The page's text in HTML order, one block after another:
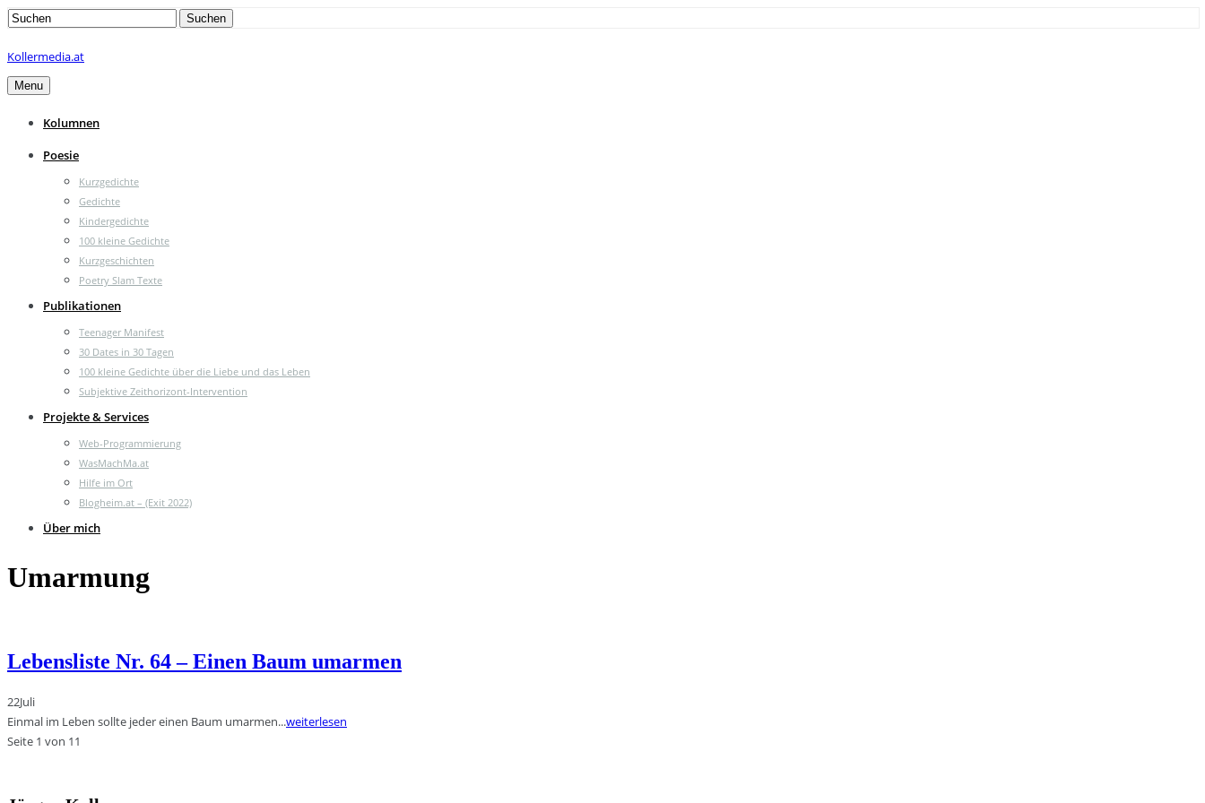
Search
Suchen
Kollermedia.at
Menu
Kolumnen
Poesie
Kurzgedichte
Gedichte
Kindergedichte
100 kleine Gedichte
Kurzgeschichten
Poetry Slam Texte
Publikationen
Teenager Manifest
30 Dates in 30 Tagen
100 kleine Gedichte über die Liebe und das Leben
Subjektive Zeithorizont-Intervention
Projekte & Services
Web-Programmierung
WasMachMa.at
Hilfe im Ort
Blogheim.at – (Exit 2022)
Über mich
Umarmung
Lebensliste Nr. 64 – Einen Baum umarmen
22Juli
Einmal im Leben sollte jeder einen Baum umarmen...weiterlesen
Seite 1 von 11